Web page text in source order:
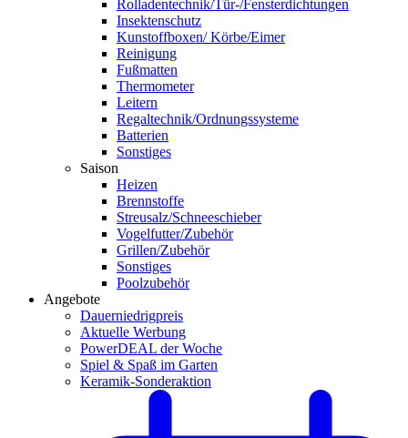
Rolladentechnik/Tür-/Fensterdichtungen
Insektenschutz
Kunstoffboxen/ Körbe/Eimer
Reinigung
Fußmatten
Thermometer
Leitern
Regaltechnik/Ordnungssysteme
Batterien
Sonstiges
Saison
Heizen
Brennstoffe
Streusalz/Schneeschieber
Vogelfutter/Zubehör
Grillen/Zubehör
Sonstiges
Poolzubehör
Angebote
Dauerniedrigpreis
Aktuelle Werbung
PowerDEAL der Woche
Spiel & Spaß im Garten
Keramik-Sonderaktion